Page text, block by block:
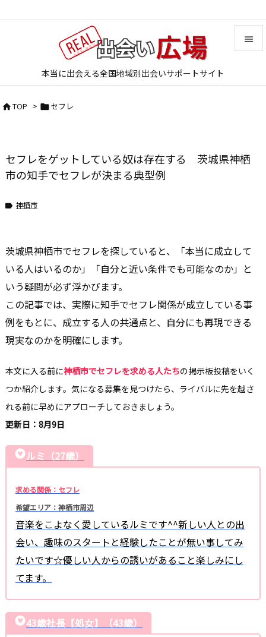
本当に出会える全国地域別出会いサポートサイト


TOP > セフレ
セフレをゲットしている奴は存在する 茨城県神栖
市の知手でセフレが決まる典型例
 神栖市
茨城県神栖市でセフレを探していると、「本当に成立して
いる人はいるのか」「自分と近い条件でも可能なのか」と
いう疑問が必ず浮かびます。
この記事では、実際に知手でセフレ関係が成立している事
例をもとに、成立する人の共通点と、自分にも再現できる
現実なのかを明確にします。
本文に入る前に神栖市でセフレを求める人たちの掲示板投稿をいく
つか紹介します。気になる募集を見つけたら、ライバルに先を越さ
れる前に早めにアプローチしておきましょう。
更新日：8月9日
ルミ（27歳）
求める関係：セフレ
希望エリア：神栖市周辺
音楽をこよなく愛しているルミです^^新しい人との出
会い、趣味のスタートと経験したことが無い事してみ
たいです☆優しい人からの誘いがあること楽しみにし
てます。
43歳社長【処女】（43歳）